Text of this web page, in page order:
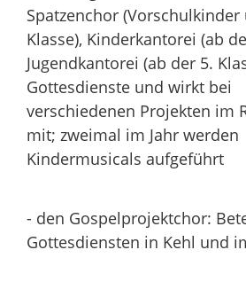
Spatzenchor (Vorschulkinder
Klasse), Kinderkantorei (ab
Jugendkantorei (ab der 5.
Gottesdienste und wirkt bei
verschiedenen Projekten im
mit; zweimal im Jahr werden
Kindermusicals aufgeführt
- den Gospelprojektchor:
Gottesdiensten in Kehl und